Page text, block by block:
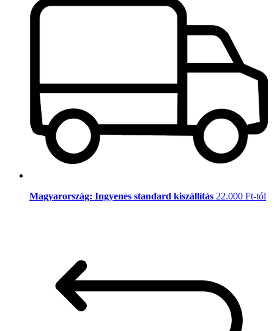
Magyarország: Ingyenes standard kiszállítás 22.000 Ft-tól